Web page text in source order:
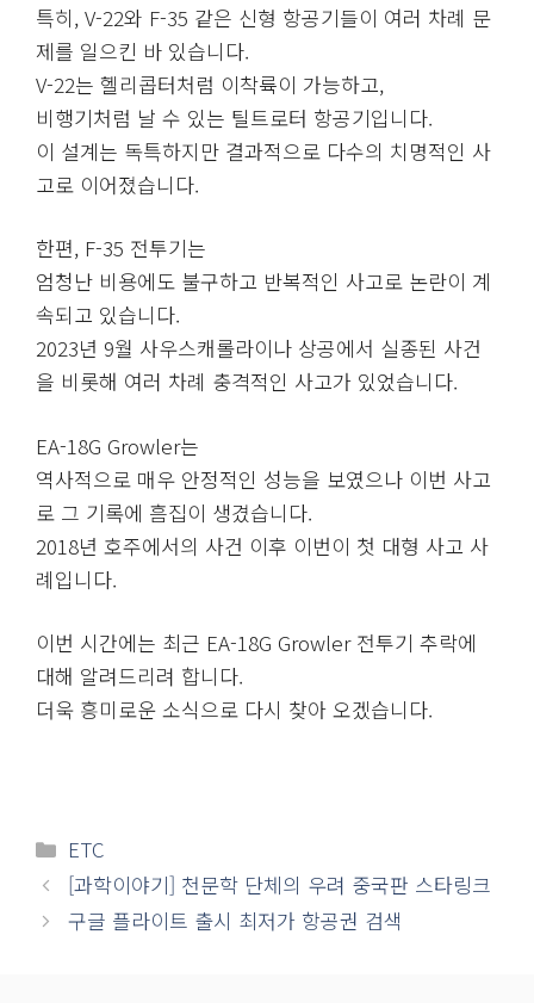
특히, V-22와 F-35 같은 신형 항공기들이 여러 차례 문
제를 일으킨 바 있습니다.
V-22는 헬리콥터처럼 이착륙이 가능하고,
비행기처럼 날 수 있는 틸트로터 항공기입니다.
이 설계는 독특하지만 결과적으로 다수의 치명적인 사
고로 이어졌습니다.
한편, F-35 전투기는
엄청난 비용에도 불구하고 반복적인 사고로 논란이 계
속되고 있습니다.
2023년 9월 사우스캐롤라이나 상공에서 실종된 사건
을 비롯해 여러 차례 충격적인 사고가 있었습니다.
EA-18G Growler는
역사적으로 매우 안정적인 성능을 보였으나 이번 사고
로 그 기록에 흠집이 생겼습니다.
2018년 호주에서의 사건 이후 이번이 첫 대형 사고 사
례입니다.
이번 시간에는 최근 EA-18G Growler 전투기 추락에
대해 알려드리려 합니다.
더욱 흥미로운 소식으로 다시 찾아 오겠습니다.
카
테
고
리
ETC
[과학이야기] 천문학 단체의 우려 중국판 스타링크
구글 플라이트 출시 최저가 항공권 검색